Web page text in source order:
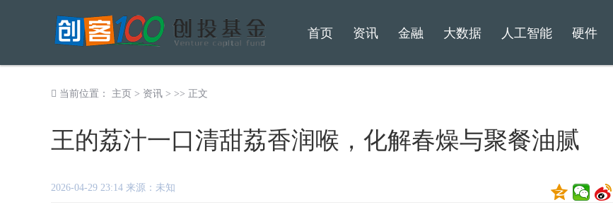
首页 资讯 金融 大数据 人工智能 硬件
当前位置： 主页 > 资讯 > >> 正文
王的荔汁一口清甜荔香润喉，化解春燥与聚餐油腻
2026-04-29 23:14 来源：未知